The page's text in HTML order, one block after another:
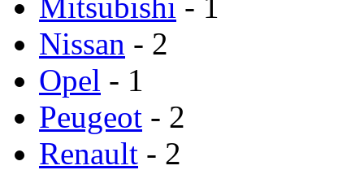
Mitsubishi - 1
Nissan - 2
Opel - 1
Peugeot - 2
Renault - 2